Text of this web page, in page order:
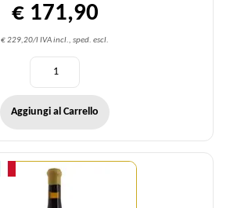
€ 171,90
€ 229,20/l IVA incl., sped. escl.
Aggiungi al Carrello
Quantità